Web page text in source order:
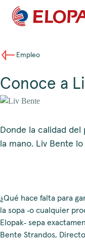
Empleo
Conoce a
Donde la calidad
la mano. Liv Bente
¿Qué hace falta para
la sopa ‑o cualquier
Elopak‑ sepa
Bente Strandos,